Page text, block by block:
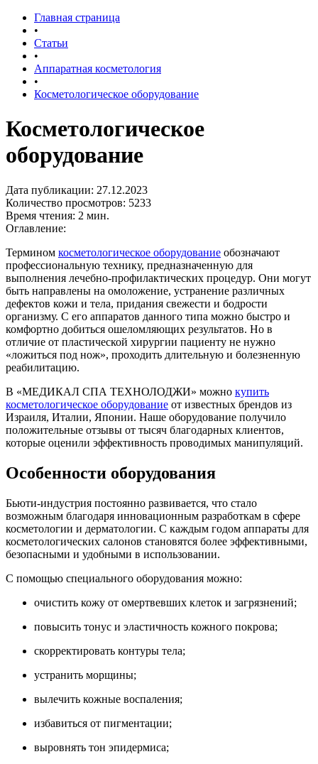
Главная страница
•
Статьи
•
Аппаратная косметология
•
Косметологическое оборудование
Косметологическое
оборудование
Дата публикации: 27.12.2023
Количество просмотров: 5233
Время чтения: 2 мин.
Оглавление:
Термином косметологическое оборудование обозначают
профессиональную технику, предназначенную для
выполнения лечебно-профилактических процедур. Они могут
быть направлены на омоложение, устранение различных
дефектов кожи и тела, придания свежести и бодрости
организму. С его аппаратов данного типа можно быстро и
комфортно добиться ошеломляющих результатов. Но в
отличие от пластической хирургии пациенту не нужно
«ложиться под нож», проходить длительную и болезненную
реабилитацию.
В «МЕДИКАЛ СПА ТЕХНОЛОДЖИ» можно купить
косметологическое оборудование от известных брендов из
Израиля, Италии, Японии. Наше оборудование получило
положительные отзывы от тысяч благодарных клиентов,
которые оценили эффективность проводимых манипуляций.
Особенности оборудования
Бьюти-индустрия постоянно развивается, что стало
возможным благодаря инновационным разработкам в сфере
косметологии и дерматологии. С каждым годом аппараты для
косметологических салонов становятся более эффективными,
безопасными и удобными в использовании.
С помощью специального оборудования можно:
очистить кожу от омертвевших клеток и загрязнений;
повысить тонус и эластичность кожного покрова;
скорректировать контуры тела;
устранить морщины;
вылечить кожные воспаления;
избавиться от пигментации;
выровнять тон эпидермиса;